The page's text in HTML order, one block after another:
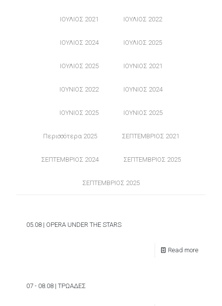
ΙΟΥΛΙΟΣ 2021 ΙΟΥΛΙΟΣ 2022
ΙΟΥΛΙΟΣ 2024 ΙΟΥΛΙΟΣ 2025
ΙΟΥΛΙΟΣ 2025 ΙΟΥΝΙΟΣ 2021
ΙΟΥΝΙΟΣ 2022 ΙΟΥΝΙΟΣ 2024
ΙΟΥΝΙΟΣ 2025 ΙΟΥΝΙΟΣ 2025
Περισσότερα 2025 ΣΕΠΤΕΜΒΡΙΟΣ 2021
ΣΕΠΤΕΜΒΡΙΟΣ 2024 ΣΕΠΤΕΜΒΡΙΟΣ 2025
ΣΕΠΤΕΜΒΡΙΟΣ 2025
05.08 | OPERA UNDER THE STARS
Read more
07 - 08.08 | ΤΡΩΑΔΕΣ